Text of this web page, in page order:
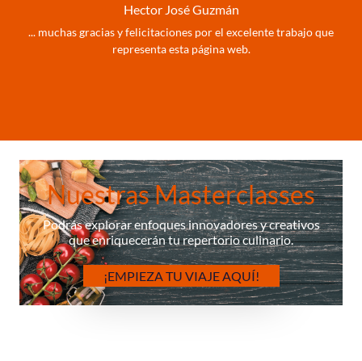
Hector José Guzmán
... muchas gracias y felicitaciones por el excelente trabajo que
representa esta página web.
Nuestras Masterclasses
Podrás explorar enfoques innovadores y creativos
que enriquecerán tu repertorio culinario.
¡EMPIEZA TU VIAJE AQUÍ!